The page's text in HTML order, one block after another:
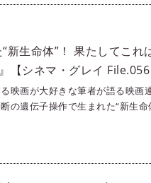
。※本記事2ページ目には、鑑賞
方はご注意ください。
新生命体”！ 果たしてこれ
シネマ・グレイ File.056
映画が大好きな筆者が語る映画
の遺伝子操作で生まれた“新生命